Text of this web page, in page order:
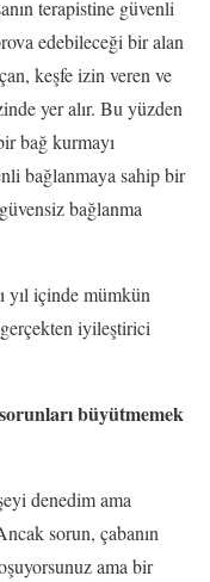
terapistine güvenli
edebileceği bir alan
keşfe izin veren ve
yer alır. Bu yüzden
bağ kurmayı
bağlanmaya sahip bir
bağlanma
yıl içinde mümkün
iyileştirici
büyütmemek
denedim ama
sorun, çabanın
ama bir